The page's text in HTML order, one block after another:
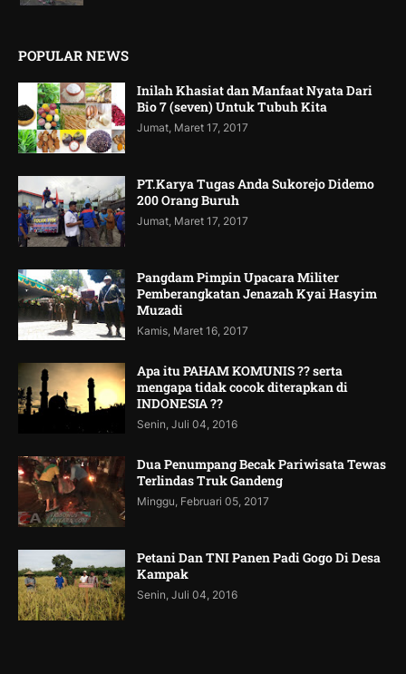
POPULAR NEWS
Inilah Khasiat dan Manfaat Nyata Dari
Bio 7 (seven) Untuk Tubuh Kita
Jumat, Maret 17, 2017
PT.Karya Tugas Anda Sukorejo Didemo
200 Orang Buruh
Jumat, Maret 17, 2017
Pangdam Pimpin Upacara Militer
Pemberangkatan Jenazah Kyai Hasyim
Muzadi
Kamis, Maret 16, 2017
Apa itu PAHAM KOMUNIS ?? serta
mengapa tidak cocok diterapkan di
INDONESIA ??
Senin, Juli 04, 2016
Dua Penumpang Becak Pariwisata Tewas
Terlindas Truk Gandeng
Minggu, Februari 05, 2017
Petani Dan TNI Panen Padi Gogo Di Desa
Kampak
Senin, Juli 04, 2016